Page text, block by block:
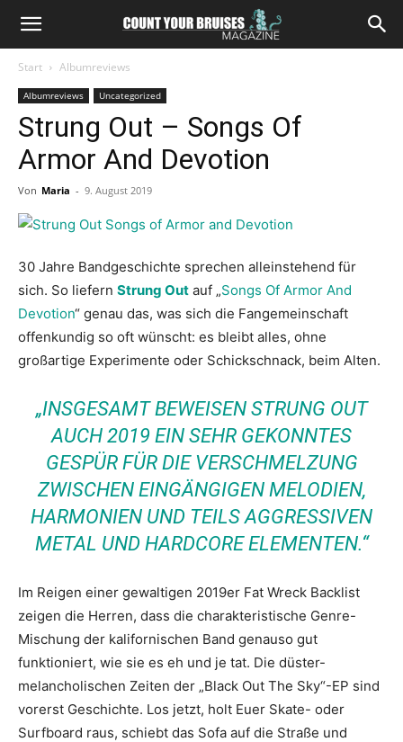
Start Albumreviews
Albumreviews Uncategorized
Strung Out – Songs Of
Armor And Devotion
Von Maria - 9. August 2019
30 Jahre Bandgeschichte sprechen alleinstehend für
sich. So liefern Strung Out auf „Songs Of Armor And
Devotion“ genau das, was sich die Fangemeinschaft
offenkundig so oft wünscht: es bleibt alles, ohne
großartige Experimente oder Schickschnack, beim Alten.
„INSGESAMT BEWEISEN STRUNG OUT
AUCH 2019 EIN SEHR GEKONNTES
GESPÜR FÜR DIE VERSCHMELZUNG
ZWISCHEN EINGÄNGIGEN MELODIEN,
HARMONIEN UND TEILS AGGRESSIVEN
METAL UND HARDCORE ELEMENTEN.“
Im Reigen einer gewaltigen 2019er Fat Wreck Backlist
zeigen die Herren, dass die charakteristische Genre-
Mischung der kalifornischen Band genauso gut
funktioniert, wie sie es eh und je tat. Die düster-
melancholischen Zeiten der „Black Out The Sky“-EP sind
vorerst Geschichte. Los jetzt, holt Euer Skate- oder
Surfboard raus, schiebt das Sofa auf die Straße und